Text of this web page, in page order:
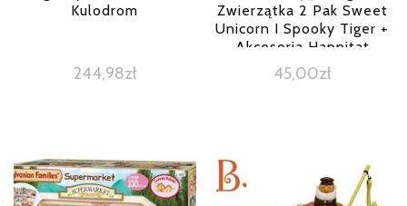
Kulodrom
244,98zł
Zwierzątka 2 Pak Sweet
Unicorn I Spooky Tiger +
Akcesoria Happitat
20135096
45,00zł